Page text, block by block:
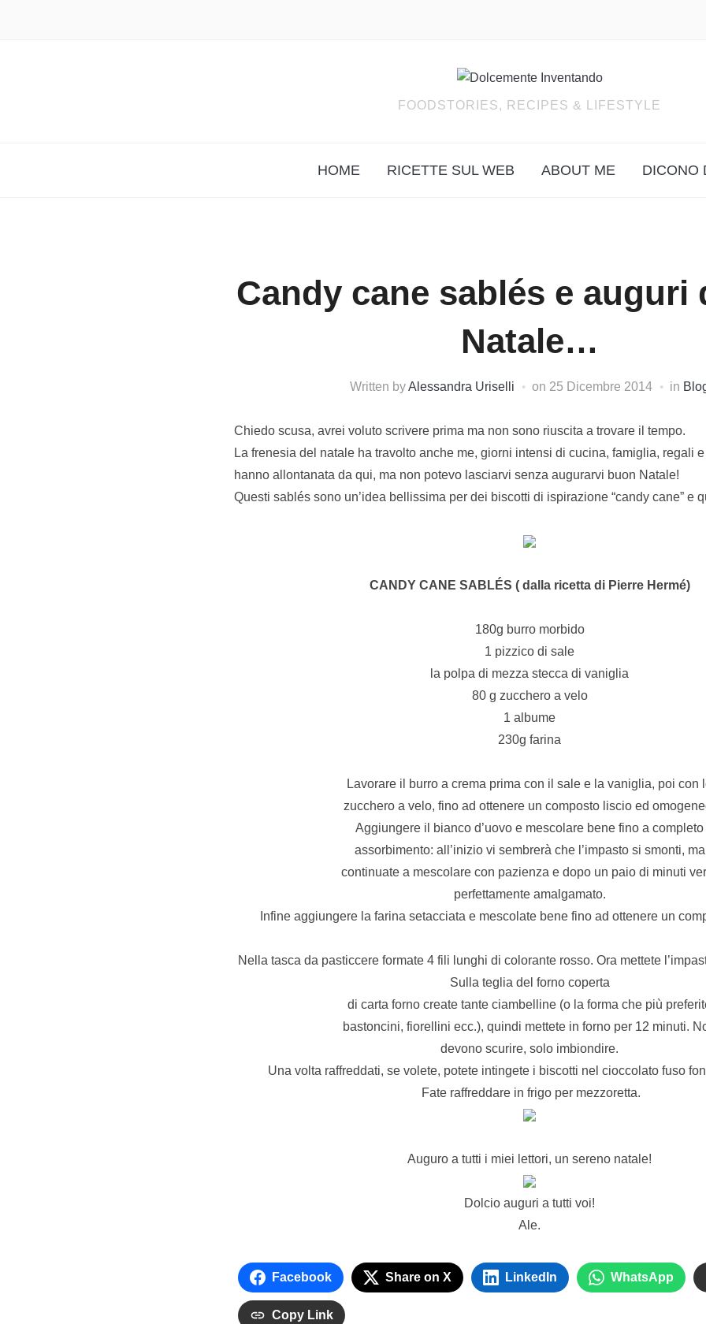
FOODSTORIES, RECIPES & LIFESTYLE
HOME RICETTE SUL WEB ABOUT ME DICONO
Candy cane sablés e auguri
Natale…
Written byAlessandra Uriselli on 25 Dicembre 2014 in
Chiedo scusa, avrei voluto scrivere prima ma non sono riuscita a trovare il tempo.
La frenesia del natale ha travolto anche me, giorni intensi di cucina, famiglia, regali
hanno allontanata da qui, ma non potevo lasciarvi senza augurarvi buon Natale!
Questi sablés sono un’idea bellissima per dei biscotti di ispirazione “candy cane” e
CANDY CANE SABLÉS ( dalla ricetta di Pierre Hermé)
180g burro morbido
1 pizzico di sale
la polpa di mezza stecca di vaniglia
80 g zucchero a velo
1 albume
230g farina
Lavorare il burro a crema prima con il sale e la vaniglia, poi con
zucchero a velo, fino ad ottenere un composto liscio ed
Aggiungere il bianco d’uovo e mescolare bene fino a completo
assorbimento: all’inizio vi sembrerà che l’impasto si smonti, ma
continuate a mescolare con pazienza e dopo un paio di minuti
perfettamente amalgamato.
Infine aggiungere la farina setacciata e mescolate bene fino ad ottenere un
Nella tasca da pasticcere formate 4 fili lunghi di colorante rosso. Ora mettete
Sulla teglia del forno coperta
di carta forno create tante ciambelline (o la forma che più
bastoncini, fiorellini ecc.), quindi mettete in forno per 12 minuti.
devono scurire, solo imbiondire.
Una volta raffreddati, se volete, potete intingete i biscotti nel cioccolato fuso
Fate raffreddare in frigo per mezzoretta.
Auguro a tutti i miei lettori, un sereno natale!
Dolcio auguri a tutti voi!
Ale.
Facebook Share on X LinkedIn WhatsApp
Copy Link